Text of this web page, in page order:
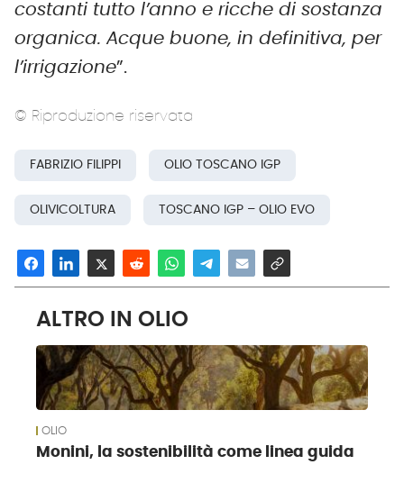
costanti tutto l’anno e ricche di sostanza
organica. Acque buone, in definitiva, per
l’irrigazione”.
© Riproduzione riservata
FABRIZIO FILIPPI OLIO TOSCANO IGP
OLIVICOLTURA TOSCANO IGP – OLIO EVO
ALTRO IN OLIO
OLIO
Monini, la sostenibilità come linea guida